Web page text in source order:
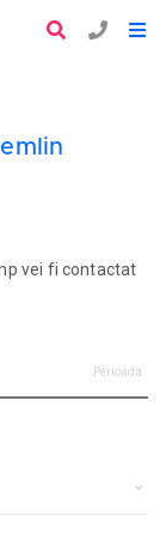
vei fi contactat
Perioada